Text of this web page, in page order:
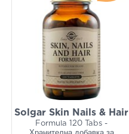
Solgar Skin Nails & Hair
Formula 120 Tabs -